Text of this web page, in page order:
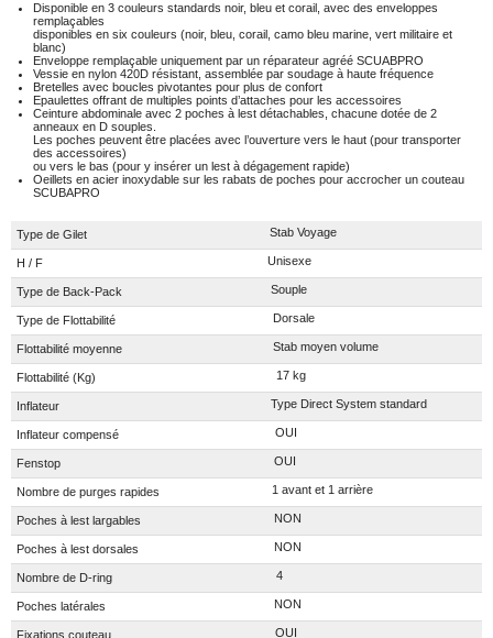
Disponible en 3 couleurs standards noir, bleu et corail, avec des enveloppes
remplaçables
disponibles en six couleurs (noir, bleu, corail, camo bleu marine, vert militaire et
blanc)
Enveloppe remplaçable uniquement par un réparateur agréé SCUABPRO
Vessie en nylon 420D résistant, assemblée par soudage à haute fréquence
Bretelles avec boucles pivotantes pour plus de confort
Epaulettes offrant de multiples points d’attaches pour les accessoires
Ceinture abdominale avec 2 poches à lest détachables, chacune dotée de 2
anneaux en D souples.
Les poches peuvent être placées avec l’ouverture vers le haut (pour transporter
des accessoires)
ou vers le bas (pour y insérer un lest à dégagement rapide)
Oeillets en acier inoxydable sur les rabats de poches pour accrocher un couteau
SCUBAPRO
Type de Gilet Stab Voyage
H / F Unisexe
Type de Back-Pack Souple
Type de Flottabilité Dorsale
Flottabilité moyenne Stab moyen volume
Flottabilité (Kg) 17 kg
Inflateur Type Direct System standard
Inflateur compensé OUI
Fenstop OUI
Nombre de purges rapides 1 avant et 1 arrière
Poches à lest largables NON
Poches à lest dorsales NON
Nombre de D-ring 4
Poches latérales NON
Fixations couteau OUI